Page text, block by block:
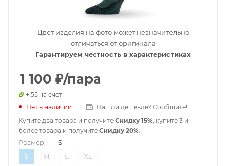
Цвет изделия на фото может незначительно
отличаться от оригинала
Гарантируем честность в характеристиках
1 100 ₽/пара
+ 55 на счет
Нет в наличии
Нашли дешевле? Сообщите!
Купите два товара и получите Скидку 15%, купите 3 и
более товара и получите Скидку 20%.
Размер — S
S
M L XL